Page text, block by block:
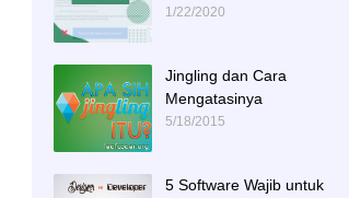
1/22/2020
Jingling dan Cara
Mengatasinya
5/18/2015
5 Software Wajib untuk